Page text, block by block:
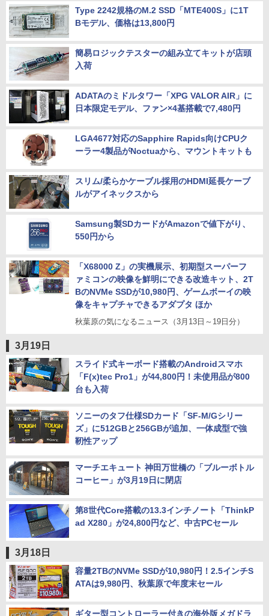
Type 2242規格のM.2 SSD「MTE400S」に1T
Bモデル、価格は13,800円
簡易ロジックテスターの組み立てキットが店頭
入荷
ADATAのミドルタワー「XPG VALOR AIR」に
日本限定モデル、ファン×4基搭載で7,480円
LGA4677対応のSapphire Rapids向けCPUク
ーラー4製品がNoctuaから、マウントキットも
スリム/柔らかケーブル採用のHDMI延長ケーブ
ルがアイネックスから
Samsung製SDカードがAmazonで値下がり、
550円から
「X68000 Z」の実機展示、初期型スーパーフ
ァミコンの映像を鮮明にできる改造キット、2T
BのNVMe SSDが10,980円、ゲームボーイの映
像をキャプチャできるアダプタ ほか
秋葉原の気になるニュース（3月13日～19日分）
3月19日
スライド式キーボード搭載のAndroidスマホ
「F(x)tec Pro1」が44,800円！未使用品が800
台も入荷
ソニーのタフ仕様SDカード「SF-M/Gシリー
ズ」に512GBと256GBが追加、一体成型で強
靭性アップ
マーチエキュート 神田万世橋の「ブルーボトル
コーヒー」が3月19日に閉店
第8世代Core搭載の13.3インチノート「ThinkP
ad X280」が24,800円など、中古PCセール
3月18日
容量2TBのNVMe SSDが10,980円！2.5インチS
ATAは9,980円、秋葉原で年度末セール
ギター型コントローラー付きの海外版メガドラ